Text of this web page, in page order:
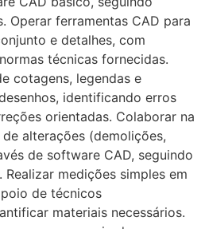
Operar ferramentas CAD para
e detalhes, com
técnicas fornecidas.
cotagens, legendas e
identificando erros
orientadas. Colaborar na
alterações (demolições,
de software CAD, seguindo
medições simples em
de técnicos
materiais necessários.